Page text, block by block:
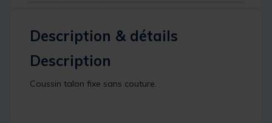
Description & détails
Description
Coussin talon fixe sans couture.